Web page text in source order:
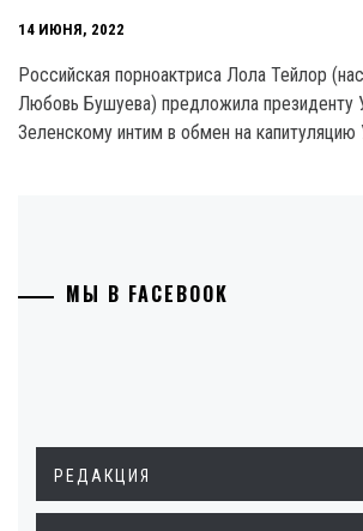
14 ИЮНЯ, 2022
Российская порноактриса Лола Тейлор
Любовь Бушуева) предложила президенту
Зеленскому интим в обмен на капитуляцию
МЫ В FACEBOOK
РЕДАКЦИЯ